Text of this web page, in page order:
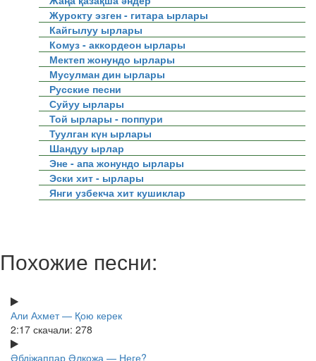
Журокту эзген - гитара ырлары
Кайгылуу ырлары
Комуз - аккордеон ырлары
Мектеп жонундо ырлары
Мусулман дин ырлары
Русские песни
Суйуу ырлары
Той ырлары - поппури
Туулган күн ырлары
Шандуу ырлар
Эне - апа жонундо ырлары
Эски хит - ырлары
Янги узбекча хит кушиклар
Похожие песни:
Али Ахмет — Қою керек
2:17 скачали: 278
Әбдіжаппар Әлқожа — Неге?